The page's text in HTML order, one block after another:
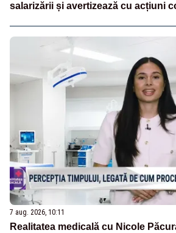
salarizării și avertizează cu acțiuni
7 aug. 2026, 10:11
Realitatea medicală cu Nicole